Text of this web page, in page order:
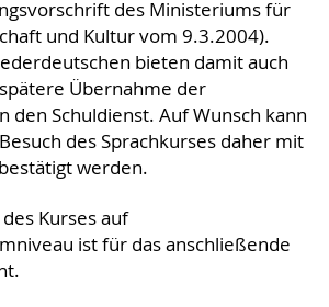
des Ministeriums für
und Kultur vom 9.3.2004).
bieten damit auch
Übernahme der
den Schuldienst. Auf Wunsch kann
des Sprachkurses daher mit
werden.
Kurses auf
ist für das anschließende